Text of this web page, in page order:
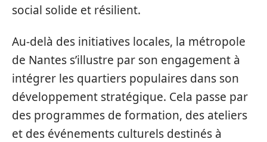
social solide et résilient.
Au-delà des initiatives locales, la métropole
de Nantes s’illustre par son engagement à
intégrer les quartiers populaires dans son
développement stratégique. Cela passe par
des programmes de formation, des ateliers
et des événements culturels destinés à